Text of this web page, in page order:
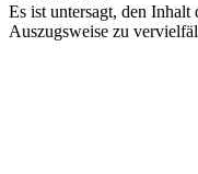
Es ist untersagt, den Inhalt
Auszugsweise zu